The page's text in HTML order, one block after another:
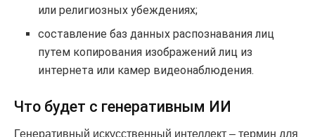
или религиозных убеждениях;
составление баз данных распознавания лиц
путем копирования изображений лиц из
интернета или камер видеонаблюдения.
Что будет с генеративным ИИ
Генеративный искусственный интеллект – термин для